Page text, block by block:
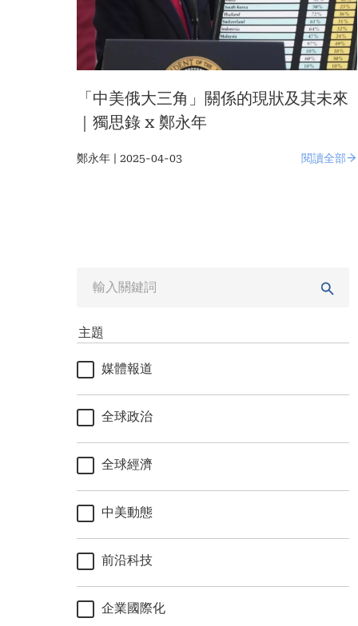
「中美俄大三角」關係的現狀及其未來
｜獨思錄 x 鄭永年
鄭永年 | 2025-04-03 閱讀全部
主題
媒體報道
全球政治
全球經濟
中美動態
前沿科技
企業國際化